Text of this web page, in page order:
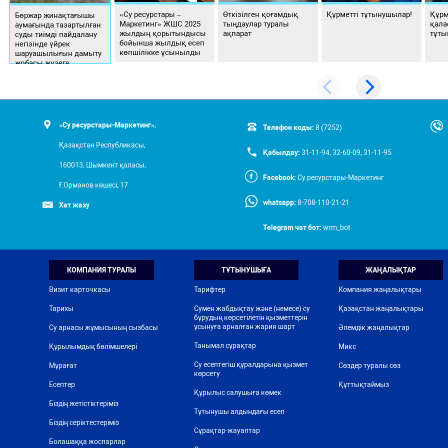
Бөржар жинақтағышы
аумағында тазартылған
суды тиімді пайдалану
негізінде үйрек
шаруашылығын дамыту
жобасы жүзеге
«Су ресурстары –
Маркетинг» ЖШС 2025
жылдың қорытындысы
бойынша жылдық есеп
көпшілікке ұсынылды
Өткізілген қоғамдық
тыңдаулар туралы
ақпарат
Құрметті тұтынушылар!
«Су ресурстары-Маркетинг»,
Қазақстан Республикасы,
160013, Шымкент қаласы,
Ғ.Орманов көшесі, 17
Хат жазу
Телефон коды: 8 (7252)
Қабылдау: 31-11-94, 32-60-09, 31-11-95
Facebook: Су ресурстары-Маркетинг
whatsapp: 8-708-110-21-21
Telegram чат бот: wrm_bot
КОМПАНИЯ ТУРАЛЫ
Визит карточкасы
Тарихы
Су арнасы жұмысының сызбасы
Құрылымдық бөлімшелері
Мұрағат
Есептер
Біздің жетістіктеріміз
Біздің серіктестеріміз
Болашаққа жоспарлар
ТҰТЫНУШЫҒА
Тарифтер
Сумен жабдықтау және (немесе) су
бұрудың көрсетілетін қызметтерін
ұсынуға арналған жария шарт
Танымал сұрақтар
Су есептегіш құралдарына қызмет
көрсету
Құрылыс салушыға көмек
Тұтынушы алдындағы есеп
Сұрақтар-жауаптар
ЖАҢАЛЫҚТАР
Компания жаңалықтары
Қазақстан жаңалықтары
Әлемдік жаңалықтар
Микс
Сөздер туралы сөз
Құттықтаймыз